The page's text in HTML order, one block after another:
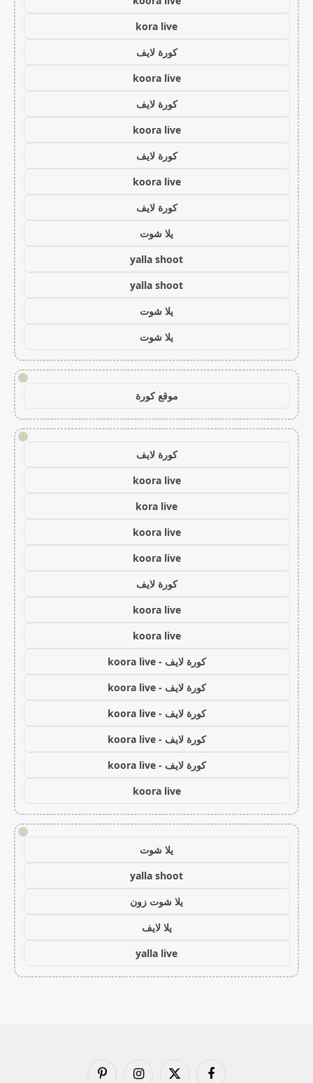
kora live
كورة لايف
koora live
كورة لايف
koora live
كورة لايف
koora live
كورة لايف
يلا شوت
yalla shoot
yalla shoot
يلا شوت
يلا شوت
!
موقع كورة
!
كورة لايف
koora live
kora live
koora live
koora live
كورة لايف
koora live
koora live
كورة لايف - koora live
كورة لايف - koora live
كورة لايف - koora live
كورة لايف - koora live
كورة لايف - koora live
koora live
!
يلا شوت
yalla shoot
يلا شوت زون
يلا لايف
yalla live
فيسبوك X الانستغرامبينتيريست